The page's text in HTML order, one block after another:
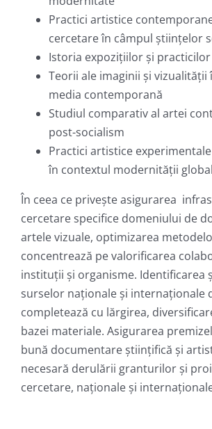
Practici artistice
cercetare în câmpul științelor
Istoria expozițiilor și
Teorii ale imaginii și vizualității
media contemporană
Studiul comparativ al artei
post-socialism
Practici artistice
în contextul modernității
În ceea ce priveşte asigurarea
cercetare specifice domeniului de
artele vizuale, optimizarea
concentrează pe valorificarea
instituţii şi organisme. Identificarea
surselor naţionale şi internaţionale
completează cu lărgirea,
bazei materiale. Asigurarea
bună documentare ştiinţifică şi
necesară derulării granturilor şi
cercetare, naţionale şi